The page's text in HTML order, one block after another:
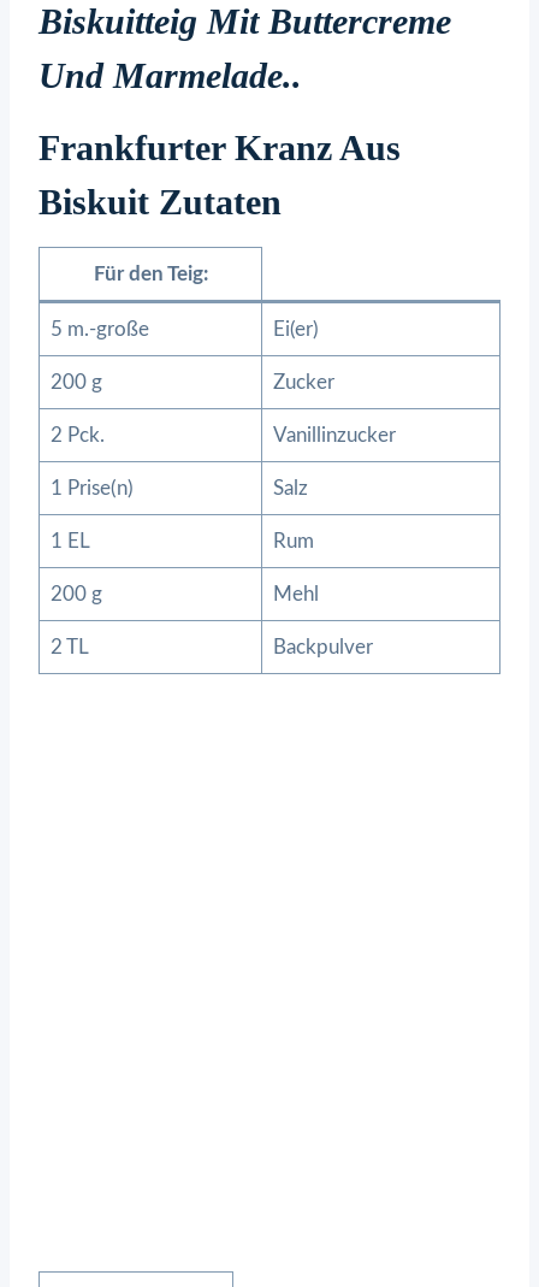
Biskuitteig Mit Buttercreme
Und Marmelade..
Frankfurter Kranz Aus
Biskuit Zutaten
Für den Teig:
5 m.-große Ei(er)
200 g Zucker
2 Pck. Vanillinzucker
1 Prise(n) Salz
1 EL Rum
200 g Mehl
2 TL Backpulver